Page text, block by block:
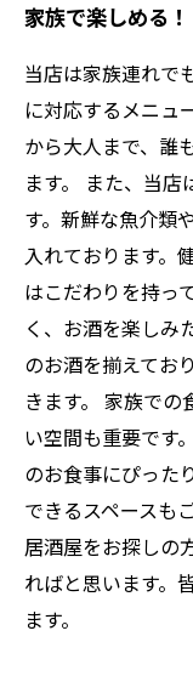
家族で楽しめる！
当店は家族連れで
に対応するメニュ
から大人まで、誰
ます。 また、当
す。新鮮な魚介類
入れております。
はこだわりを持っ
く、お酒を楽しみ
のお酒を揃えてお
きます。 家族で
い空間も重要です
のお食事にぴった
できるスペースも
居酒屋をお探しの
ればと思います。
ます。